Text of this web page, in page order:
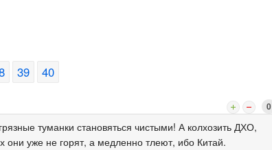
39 40
0
туманки становяться чистыми! А колхозить ДХО,
они уже не горят, а медленно тлеют, ибо Китай.